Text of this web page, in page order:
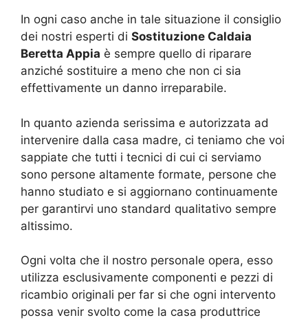
In ogni caso anche in tale situazione il consiglio
dei nostri esperti di Sostituzione Caldaia
Beretta Appia è sempre quello di riparare
anziché sostituire a meno che non ci sia
effettivamente un danno irreparabile.
In quanto azienda serissima e autorizzata ad
intervenire dalla casa madre, ci teniamo che voi
sappiate che tutti i tecnici di cui ci serviamo
sono persone altamente formate, persone che
hanno studiato e si aggiornano continuamente
per garantirvi uno standard qualitativo sempre
altissimo.
Ogni volta che il nostro personale opera, esso
utilizza esclusivamente componenti e pezzi di
ricambio originali per far si che ogni intervento
possa venir svolto come la casa produttrice